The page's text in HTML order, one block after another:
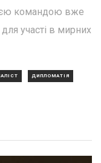
командою вже
участі в мирних
ДИПЛОМАТІЯ